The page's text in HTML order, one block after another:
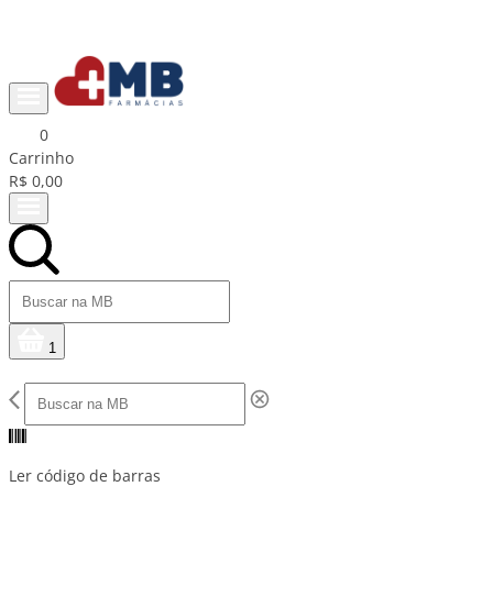
0
Carrinho
R$ 0,00
1
Ler código de barras